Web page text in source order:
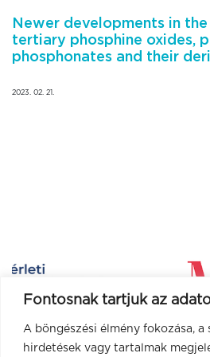
Fontosnak tartjuk az
A böngészési élmény fokozása, a
hirdetések vagy tartalmak
Newer developments in
tertiary phosphine oxides,
phosphonates and their
2023. 02. 21.